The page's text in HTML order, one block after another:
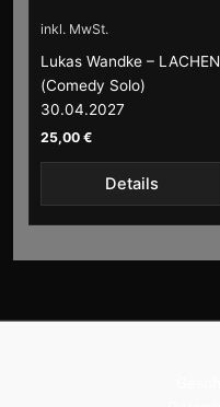
inkl. MwSt.
Lukas Wandke – LACHEN
(Comedy Solo)
30.04.2027
25,00 €
Details